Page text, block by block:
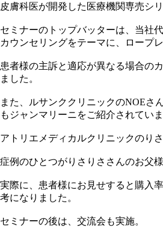
皮膚科医が開発した医療機関専売シ
セミナーのトップバッターは、当社
カウンセリングをテーマに、ロープ
患者様の主訴と適応が異なる場合の
ました。
また、ルサンククリニックのNOEさ
もジャンマリーニをご紹介されていま
アトリエメディカルクリニックのり
症例のひとつがりさりささんのお父
実際に、患者様にお見せすると購入
考になりました。
セミナーの後は、交流会も実施。